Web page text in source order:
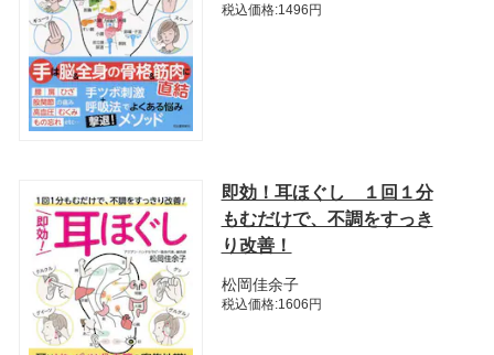
税込価格:1496円
即効！耳ほぐし １回１分
もむだけで、不調をすっき
り改善！
松岡佳余子
税込価格:1606円